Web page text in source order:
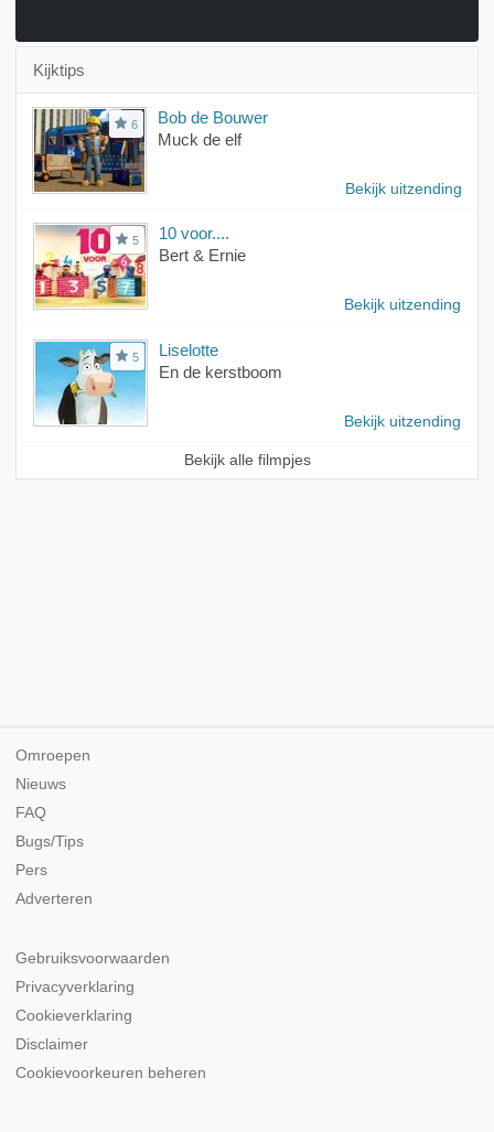
Kijktips
6
Bob de Bouwer
Muck de elf
Bekijk uitzending
5
10 voor....
Bert & Ernie
Bekijk uitzending
5
Liselotte
En de kerstboom
Bekijk uitzending
Bekijk alle filmpjes
Omroepen
Nieuws
FAQ
Bugs/Tips
Pers
Adverteren
Gebruiksvoorwaarden
Privacyverklaring
Cookieverklaring
Disclaimer
Cookievoorkeuren beheren